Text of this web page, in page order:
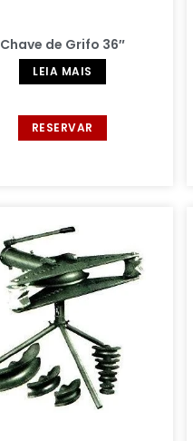
Chave de Grifo 36″
LEIA MAIS
RESERVAR